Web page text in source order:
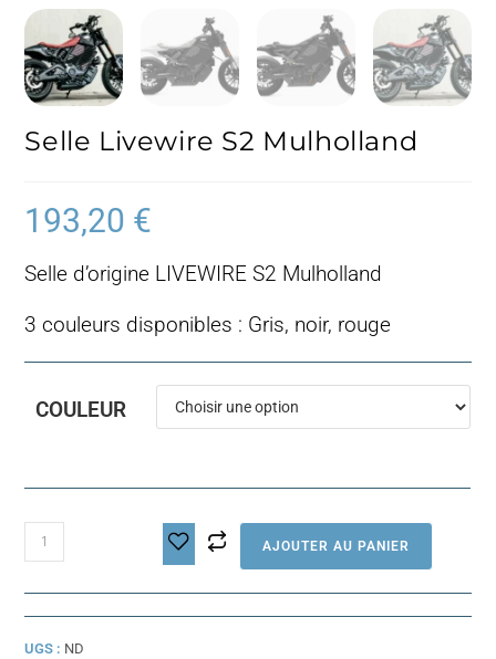
Selle Livewire S2 Mulholland
193,20 €
Selle d’origine LIVEWIRE S2 Mulholland
3 couleurs disponibles : Gris, noir, rouge
COULEUR
Livewire
S2
AJOUTER AU PANIER
UGS : ND